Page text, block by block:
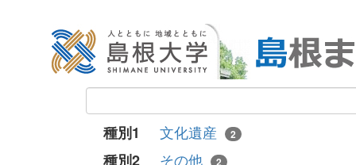
種別1 文化遺産 2
種別2 その他 2